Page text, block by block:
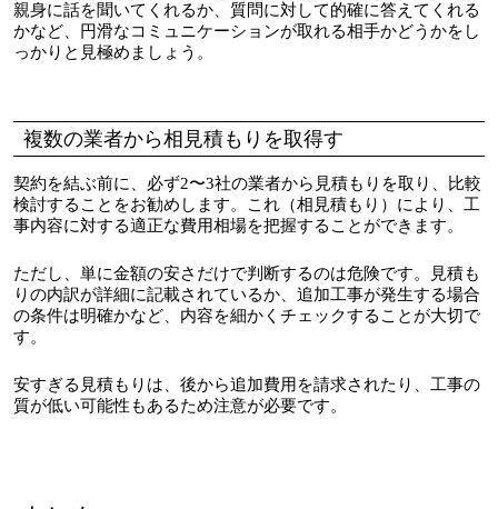
親身に話を聞いてくれるか、質問に対して的確に答えてくれる
かなど、円滑なコミュニケーションが取れる相手かどうかをし
っかりと見極めましょう。
複数の業者から相見積もりを取得す
契約を結ぶ前に、必ず2〜3社の業者から見積もりを取り、比較
検討することをお勧めします。これ（相見積もり）により、工
事内容に対する適正な費用相場を把握することができます。
ただし、単に金額の安さだけで判断するのは危険です。見積も
りの内訳が詳細に記載されているか、追加工事が発生する場合
の条件は明確かなど、内容を細かくチェックすることが大切で
す。
安すぎる見積もりは、後から追加費用を請求されたり、工事の
質が低い可能性もあるため注意が必要です。